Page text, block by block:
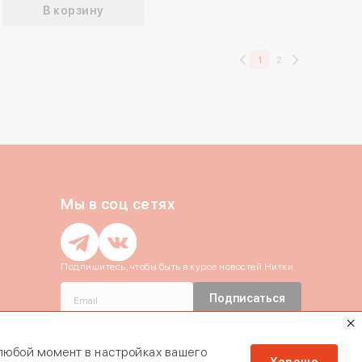
В корзину
1 2
момент в настройках вашего
Мы в соц сетях
Подпишитесь, чтобы быть в курсе новостей Нитки
Подписаться
Персональных данных
код повторно можно